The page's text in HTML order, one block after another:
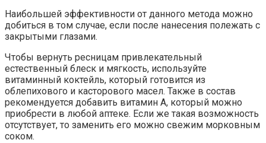
Наибольшей эффективности от данного метода можно
добиться в том случае, если после нанесения полежать с
закрытыми глазами.
Чтобы вернуть ресницам привлекательный
естественный блеск и мягкость, используйте
витаминный коктейль, который готовится из
облепихового и касторового масел. Также в состав
рекомендуется добавить витамин А, который можно
приобрести в любой аптеке. Если же такая возможность
отсутствует, то заменить его можно свежим морковным
соком.